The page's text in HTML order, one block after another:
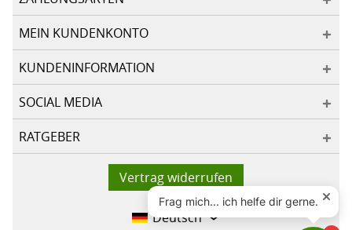
MEIN KUNDENKONTO
KUNDENINFORMATION
SOCIAL MEDIA
RATGEBER
Vertrag widerrufen
Deutsch